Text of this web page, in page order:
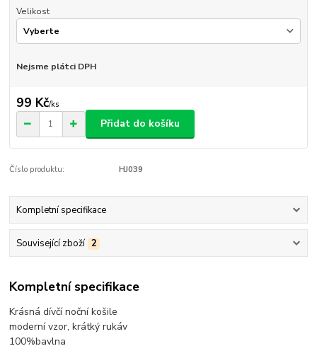
Velikost
Nejsme plátci DPH
99 Kč/ks
Přidat do košíku
Číslo produktu: HJ039
Kompletní specifikace
Související zboží 2
Kompletní specifikace
Krásná dívčí noční košile
moderní vzor, krátký rukáv
100%bavlna